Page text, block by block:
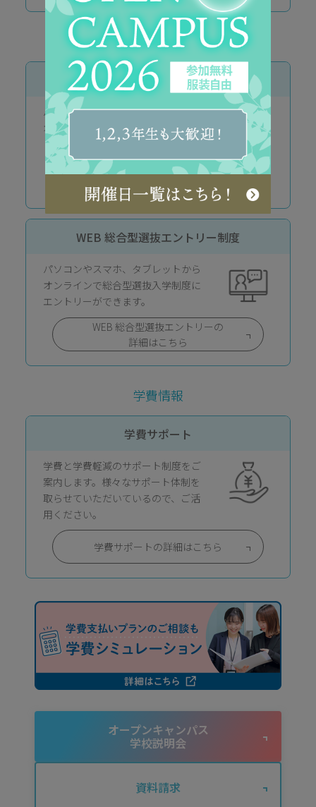
WEB出願・エントリー情報
WEB出願制度
パソコンやスマホ、タブレットから
オンラインで出願できます。
WEB出願の詳細はこちら
WEB 総合型選抜エントリー制度
パソコンやスマホ、タブレットから
オンラインで総合型選抜入学制度に
エントリーができます。
WEB 総合型選抜エントリーの
詳細はこちら
学費情報
学費サポート
学費と学費軽減のサポート制度をご
案内します。様々なサポート体制を
取らせていただいているので、ご活
用ください。
学費サポートの詳細はこちら
オープンキャンパス
学校説明会
資料請求